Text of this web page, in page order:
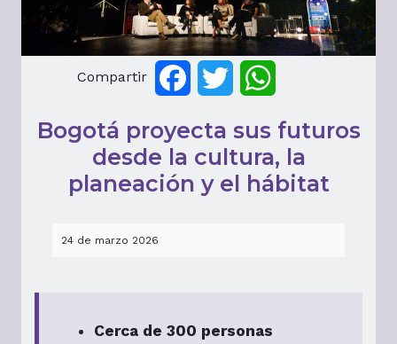
Compartir FacebookTwitter
Bogotá proyecta sus futuros
desde la cultura, la
planeación y el hábitat
24 de marzo 2026
Cerca de 300 personas